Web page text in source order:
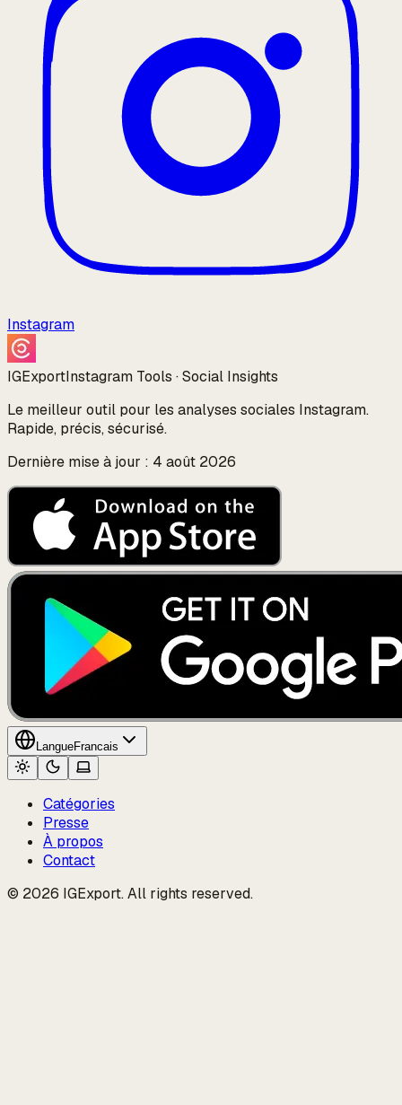
Instagram
IGExportInstagram Tools · Social Insights
Le meilleur outil pour les analyses sociales Instagram.
Rapide, précis, sécurisé.
Dernière mise à jour : 4 août 2026
LangueFrancais
Catégories
Presse
À propos
Contact
© 2026 IGExport. All rights reserved.